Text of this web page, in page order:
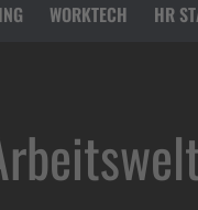
WORKTECH HR